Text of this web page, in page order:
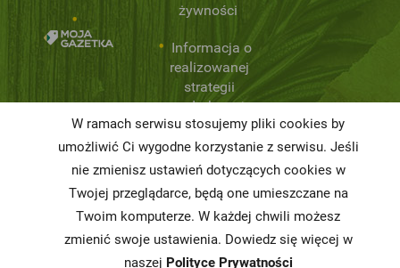
żywności
Informacja o
realizowanej
strategii
podatkowej
Karty
charakterystyki
Butelkomaty
W ramach serwisu stosujemy pliki cookies by
umożliwić Ci wygodne korzystanie z serwisu. Jeśli
nie zmienisz ustawień dotyczących cookies w
Twojej przeglądarce, będą one umieszczane na
Twoim komputerze. W każdej chwili możesz
zmienić swoje ustawienia. Dowiedz się więcej w
naszej Polityce Prywatności